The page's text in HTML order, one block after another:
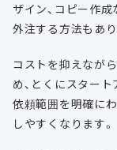
ザイン、コピー作
外注する方法もあり
コストを抑えなが
め、とくにスター
依頼範囲を明確に
しやすくなります。